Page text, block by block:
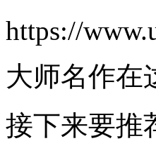
https://
大师名作在
接下来要推